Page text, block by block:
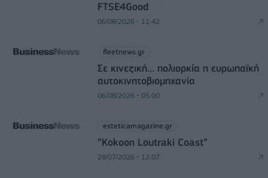
FTSE4Good
06/08/2026 - 11:42
fleetnews.gr
Σε κινεζική… πολιορκία η ευρωπαϊκή
αυτοκινητοβιομηχανία
06/08/2026 - 05:00
esteticamagazine.gr
“Kokoon Loutraki Coast”
28/07/2026 - 12:07